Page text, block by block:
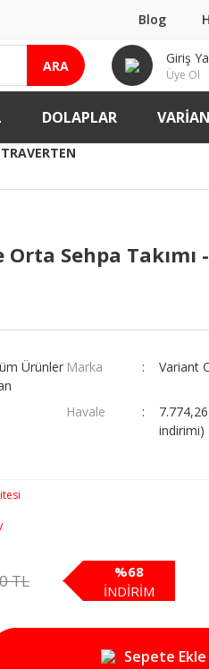
Blog
ARA Giriş
Üye Ol
DOLAPLAR
Sehpa Takımı
Ürünler Marka Variant
Havale
indirimi)
TL
%68
İNDİRİM
Sepete Ekle